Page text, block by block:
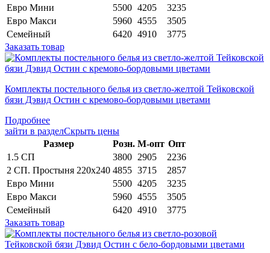
Евро Мини
5500 4205
3235
Евро Макси
5960 4555
3505
Семейный
6420 4910
3775
Заказать товар
Комплекты постельного белья из светло-желтой Тейковской
бязи Дэвид Остин с кремово-бордовыми цветами
Подробнее
зайти в разделСкрыть цены
Раз­мер
Розн. М-опт Опт
1.5 СП
3800 2905
2236
2 СП. Простыня 220х240 4855 3715
2857
Евро Мини
5500 4205
3235
Евро Макси
5960 4555
3505
Семейный
6420 4910
3775
Заказать товар